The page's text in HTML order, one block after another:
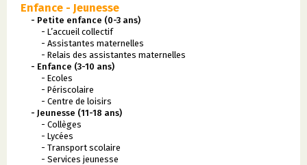
Enfance - Jeunesse
- Petite enfance (0-3 ans)
- L’accueil collectif
- Assistantes maternelles
- Relais des assistantes maternelles
- Enfance (3-10 ans)
- Ecoles
- Périscolaire
- Centre de loisirs
- Jeunesse (11-18 ans)
- Collèges
- Lycées
- Transport scolaire
- Services jeunesse